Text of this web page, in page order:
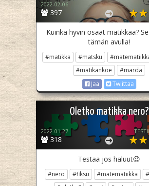
397
2022-02-06
Kuinka hyvin osaat matikkaa?
tämän avulla!
#matikka #matsku
#matikankoe
#marda
Jaa
Twiittaa
Oletko matikka nero?
318
2022-01-27
Testaa jos haluut😉
#nero #fiksu #matematiikka